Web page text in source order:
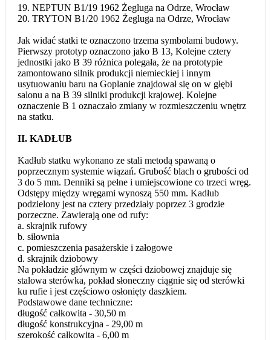
19. NEPTUN B1/19 1962 Żegluga na Odrze, Wrocław
20. TRYTON B1/20 1962 Żegluga na Odrze, Wrocław
Jak widać statki te oznaczono trzema symbolami budowy.
Pierwszy prototyp oznaczono jako B 13, Kolejne cztery
jednostki jako B 39 różnica polegała, że na prototypie
zamontowano silnik produkcji niemieckiej i innym
usytuowaniu baru na Goplanie znajdował się on w głębi
salonu a na B 39 silniki produkcji krajowej. Kolejne
oznaczenie B 1 oznaczało zmiany w rozmieszczeniu wnętrz
na statku.
II. KADŁUB
Kadłub statku wykonano ze stali metodą spawaną o
poprzecznym systemie wiązań. Grubość blach o grubości od
3 do 5 mm. Denniki są pełne i umiejscowione co trzeci wręg.
Odstępy między wręgami wynoszą 550 mm. Kadłub
podzielony jest na cztery przedziały poprzez 3 grodzie
porzeczne. Zawierają one od rufy:
a. skrajnik rufowy
b. siłownia
c. pomieszczenia pasażerskie i załogowe
d. skrajnik dziobowy
Na pokładzie głównym w części dziobowej znajduje się
stalowa sterówka, pokład słoneczny ciągnie się od sterówki
ku rufie i jest częściowo osłonięty daszkiem.
Podstawowe dane techniczne:
długość całkowita - 30,50 m
długość konstrukcyjna - 29,00 m
szerokość całkowita - 6,00 m